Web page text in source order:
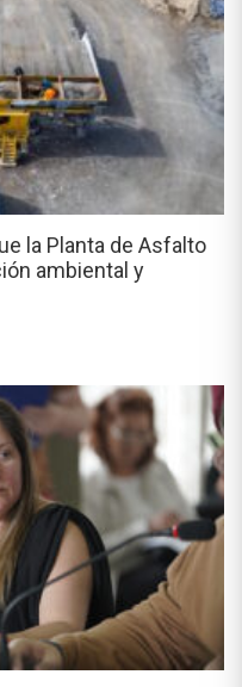
la Planta de Asfalto
ambiental y